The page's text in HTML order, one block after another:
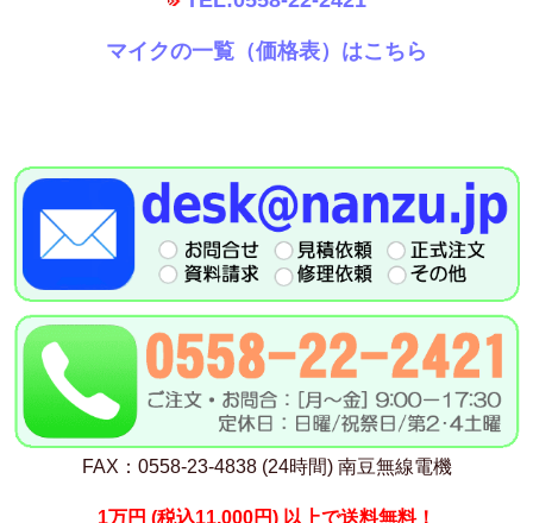
マイクの一覧（価格表）はこちら
FAX：0558-23-4838 (24時間) 南豆無線電機
1万円 (税込11,000円) 以上で送料無料！